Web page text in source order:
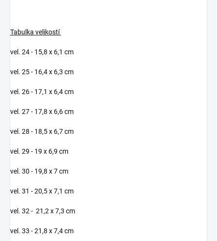
Tabulka velikostí
vel. 24 - 15,8 x 6,1 cm
vel. 25 - 16,4 x 6,3 cm
vel. 26 - 17,1 x 6,4 cm
vel. 27 - 17,8 x 6,6 cm
vel. 28 - 18,5 x 6,7 cm
vel. 29 - 19 x 6,9 cm
vel. 30 - 19,8 x 7 cm
vel. 31 - 20,5 x 7,1 cm
vel. 32 - 21,2 x 7,3 cm
vel. 33 - 21,8 x 7,4 cm